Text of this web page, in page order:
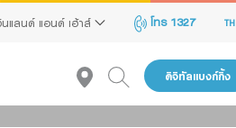
นแลนด์ แอนด์ เฮ้าส์ โทร 1327 TH
ดิจิทัลแบงก์กิ้ง